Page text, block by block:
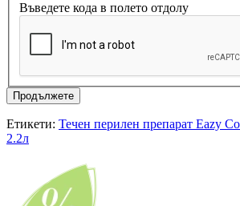
Въведете кода в полето отдолу
Продължете
Етикети: Течен перилен препарат Eazy
2.2л